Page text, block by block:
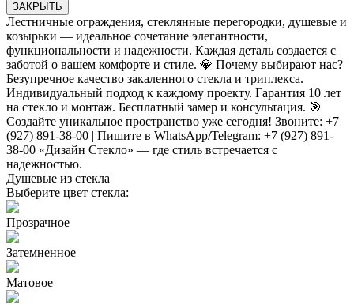
ЗАКРЫТЬ
Лестничные ограждения, стеклянные перегородки, душевые и
козырьки — идеальное сочетание элегантности,
функциональности и надежности. Каждая деталь создается с
заботой о вашем комфорте и стиле. 💎 Почему выбирают нас?
Безупречное качество закаленного стекла и триплекса.
Индивидуальный подход к каждому проекту. Гарантия 10 лет
на стекло и монтаж. Бесплатный замер и консультация. 🎯
Создайте уникальное пространство уже сегодня! Звоните: +7
(927) 891-38-00 | Пишите в WhatsApp/Telegram: +7 (927) 891-
38-00 «Дизайн Стекло» — где стиль встречается с
надежностью.
Душевые из стекла
Выберите цвет стекла:
Прозрачное
Затемненное
Матовое